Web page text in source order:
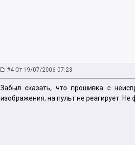
#4 От 19/07/2006 07:23
Забыл сказать, что прошивка с
изображения, на пульт не реагирует.